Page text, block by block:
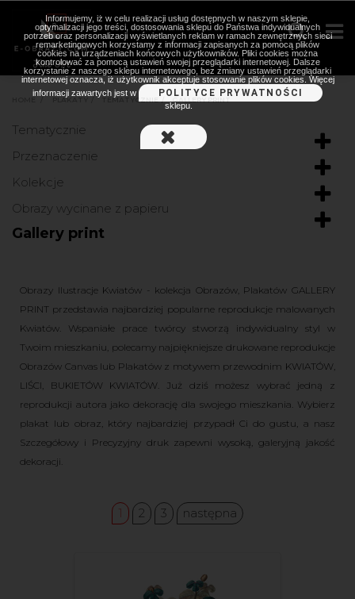
PLAKATY > TEMATYCZNIE
Tematycznie
Przeznaczenie
Kolekcje
Obrazy wycinane z papieru
Gallery print
Obrazy Ilustracje Kwiatów - kolekcja Obrazów, Plakatów GALLERY
PRINT przedstawia najbardziej popularne reprodukcje malowanych
Kwiatów. Wspaniałe prace twórcy stworzą indywidualny styl w
Twoim mieszkaniu, polecamy najpiękniejsze drukowane reprodukcje
Obrazów Canvas lub Plakatów z motywem przewodnim KWIATÓW,
LIŚCI, BUKIETÓW KWIATÓW. Już dziś możesz wybrać jedną z
reprodukcji autora jako dekorację dla swojego mieszkania. Wybierz
plakat lub obraz, który najbardziej przypadł Ci do gustu, a nasz
Szczegółowy i Precyzyjny druk zapewni wysoką, galeryjną jakość
dekoracji.
1 2 3 następna
Informujemy, iż w celu realizacji usług dostępnych w naszym sklepie,
optymalizacji jego treści, dostosowania sklepu do Państwa indywidualnych
potrzeb oraz personalizacji wyświetlanych reklam w ramach zewnętrznych sieci
remarketingowych korzystamy z informacji zapisanych za pomocą plików
cookies na urządzeniach końcowych użytkowników. Pliki cookies można
kontrolować za pomocą ustawień swojej przeglądarki internetowej. Dalsze
korzystanie z naszego sklepu internetowego, bez zmiany ustawień przeglądarki
internetowej oznacza, iż użytkownik akceptuje stosowanie plików cookies. Więcej
informacji zawartych jest w
POLITYCE PRYWATNOŚCI
sklepu.